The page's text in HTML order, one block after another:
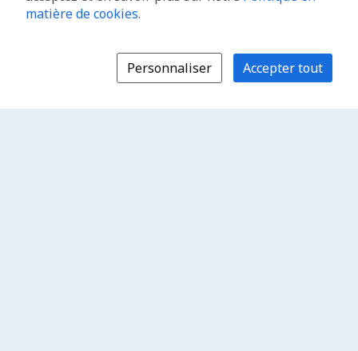
matière de cookies.
Personnaliser Accepter tout